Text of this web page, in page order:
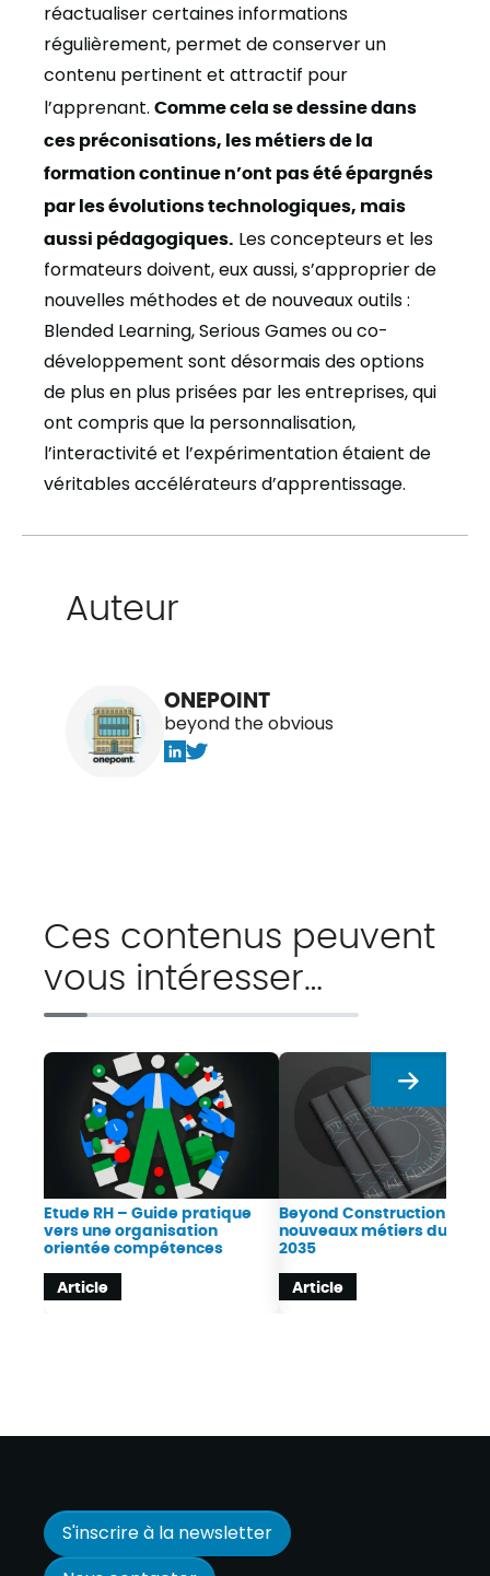
réactualiser certaines informations
régulièrement, permet de conserver un
contenu pertinent et attractif pour
l’apprenant. Comme cela se dessine dans
ces préconisations, les métiers de la
formation continue n’ont pas été épargnés
par les évolutions technologiques, mais
aussi pédagogiques. Les concepteurs et les
formateurs doivent, eux aussi, s’approprier de
nouvelles méthodes et de nouveaux outils :
Blended Learning, Serious Games ou co-
développement sont désormais des options
de plus en plus prisées par les entreprises, qui
ont compris que la personnalisation,
l’interactivité et l’expérimentation étaient de
véritables accélérateurs d’apprentissage.
Auteur
ONEPOINT
beyond the obvious
Ces contenus peuvent
vous intéresser…
Etude RH – Guide pratique
vers une organisation
orientée compétences
Article
Beyond Construction : Les
nouveaux métiers du BTP
2035
Article
Suivant
S'inscrire à la newsletter